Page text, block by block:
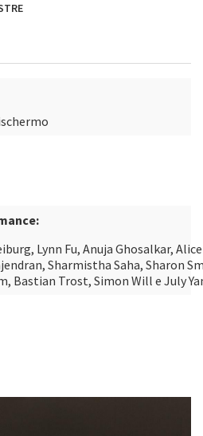
Lynn Fu, Anuja Ghosalkar,
Sharmistha Saha, Sharon
Bastian Trost, Simon Will e July